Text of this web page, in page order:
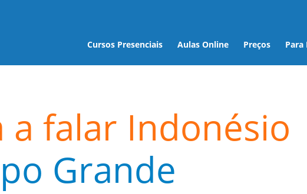
Cursos Presenciais Aulas Online Preços Para
a falar Indonésio
Grande